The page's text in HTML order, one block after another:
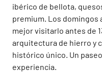
ibérico de bellota,
premium. Los domingos
mejor visitarlo antes de
arquitectura de hierro y
histórico único. Un
experiencia.